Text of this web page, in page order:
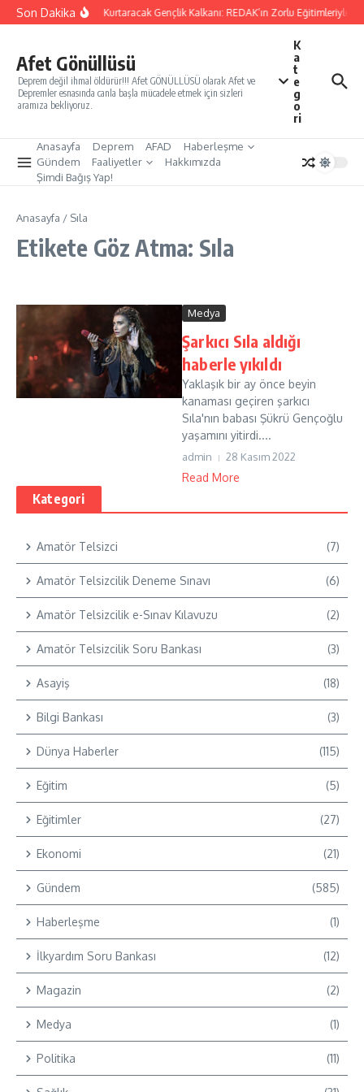
İçeriğe atla
Son DakikaYarınları Kurtaracak Gençlik Kalkanı: REDAK’ın Zorlu Eğitimleriyle
Afet Gönüllüsü
Deprem değil ihmal öldürür!!! Afet GÖNÜLLÜSÜ olarak Afet ve
Depremler esnasında canla başla mücadele etmek için sizleri
aramıza bekliyoruz.
K
a
t
e
g
o
ri
Anasayfa Deprem AFAD
Haberleşme
Gündem
Faaliyetler
Hakkımızda
Şimdi Bağış Yap!
Anasayfa / Sıla
Etikete Göz Atma: Sıla
Medya
Şarkıcı Sıla aldığı
haberle yıkıldı
Yaklaşık bir ay önce beyin
kanaması geçiren şarkıcı
Sıla'nın babası Şükrü Gençoğlu
yaşamını yitirdi....
admin 28 Kasım 2022
Read More
Kategori
Amatör Telsizci (7)
Amatör Telsizcilik Deneme Sınavı (6)
Amatör Telsizcilik e-Sınav Kılavuzu (2)
Amatör Telsizcilik Soru Bankası (3)
Asayiş (18)
Bilgi Bankası (3)
Dünya Haberler (115)
Eğitim (5)
Eğitimler (27)
Ekonomi (21)
Gündem (585)
Haberleşme (1)
İlkyardım Soru Bankası (12)
Magazin (2)
Medya (1)
Politika (11)